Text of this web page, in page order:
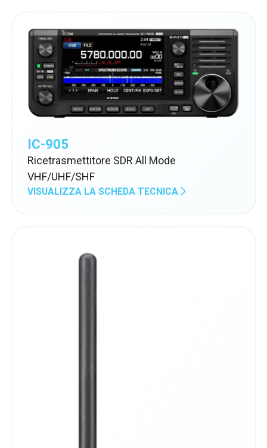
IC-905
Ricetrasmettitore SDR All Mode
VHF/UHF/SHF
VISUALIZZA LA SCHEDA TECNICA